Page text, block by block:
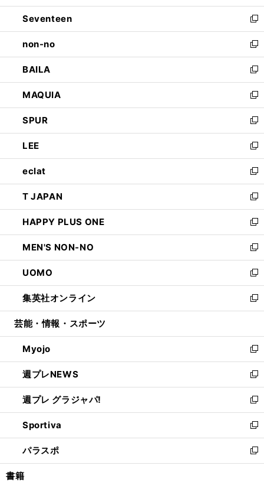
開
く
ウ
で
開
く
ン
ド
ウ
で
開
く
Seventeen
新
し
い
ウ
ィ
ン
ド
ウ
で
開
く
non-no
新
し
い
ウ
ィ
ン
ド
ウ
で
開
く
BAILA
新
し
い
ウ
ィ
ン
ド
ウ
で
開
く
MAQUIA
新
し
い
ウ
ィ
ン
ド
ウ
で
開
く
SPUR
新
し
い
ウ
ィ
ン
ド
ウ
で
開
く
LEE
新
し
い
ウ
ィ
ン
ド
ウ
で
開
く
eclat
新
し
い
ウ
ィ
ン
ド
ウ
で
開
く
T JAPAN
新
し
い
ウ
ィ
ン
ド
ウ
で
開
HAPPY PLUS ONE
新
し
い
ウ
ィ
ン
ド
ウ
開
く
MEN'S NON-NO
新
し
い
ウ
ィ
ン
ウ
で
開
く
UOMO
新
し
い
ウ
ン
ド
ウ
で
開
く
集英社オンライン
新
し
ウ
ィ
ン
ド
ウ
で
開
く
芸能・情報・スポーツ
Myojo
新
し
い
ウ
ィ
ン
ド
ウ
で
開
週プレNEWS
新
し
い
ウ
ィ
ン
ド
ウ
週プレ グラジャパ!
新
し
い
ウ
ィ
ン
Sportiva
新
し
い
ウ
パラスポ
新
し
書籍